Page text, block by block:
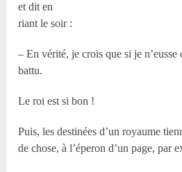
et dit en
riant le soir :
– En vérité, je crois que si je n’eusse
battu.
Le roi est si bon !
Puis, les destinées d’un royaume
de chose, à l’éperon d’un page, par